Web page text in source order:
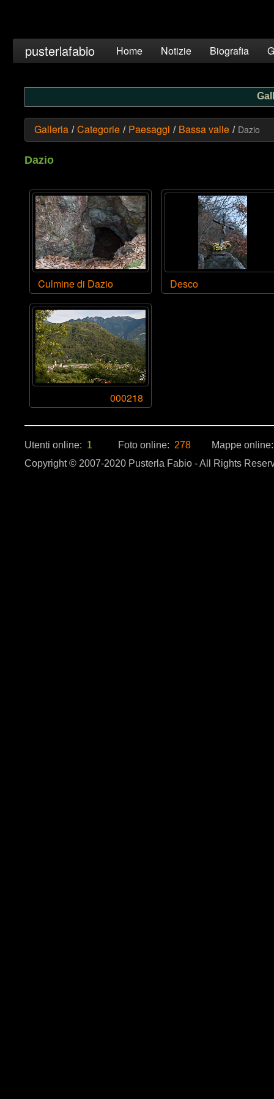
pusterlafabio Home Notizie Biografia
Galleria / Categorie / Paesaggi / Bassa valle / Dazio
Dazio
Culmine di Dazio Desco
000218
Utenti online: 1 Foto online: 278
Mappe
Copyright © 2007-2020 Pusterla Fabio - All Rights